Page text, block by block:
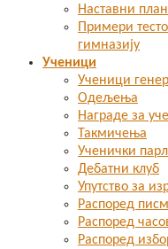
Наставни план
Примери
гимназију
Ученици
Ученици
Одељења
Награде за
Такмичења
Ученички
Дебатни клуб
Упутство за
Распоред
Распоред
Распоред